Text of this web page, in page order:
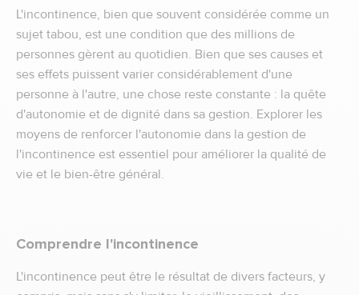
L'incontinence, bien que souvent considérée comme un
sujet tabou, est une condition que des millions de
personnes gèrent au quotidien. Bien que ses causes et
ses effets puissent varier considérablement d'une
personne à l'autre, une chose reste constante : la quête
d'autonomie et de dignité dans sa gestion. Explorer les
moyens de renforcer l'autonomie dans la gestion de
l'incontinence est essentiel pour améliorer la qualité de
vie et le bien-être général.
Comprendre l'incontinence
L'incontinence peut être le résultat de divers facteurs, y